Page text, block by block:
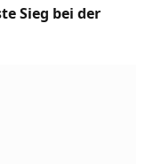
Sieg bei der